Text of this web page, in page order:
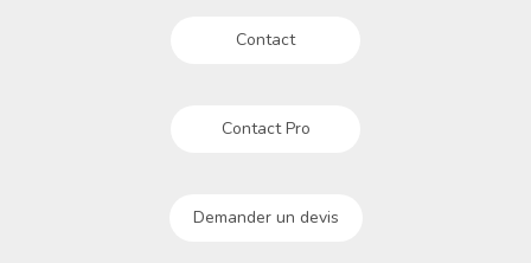
Contact
Contact Pro
Demander un devis